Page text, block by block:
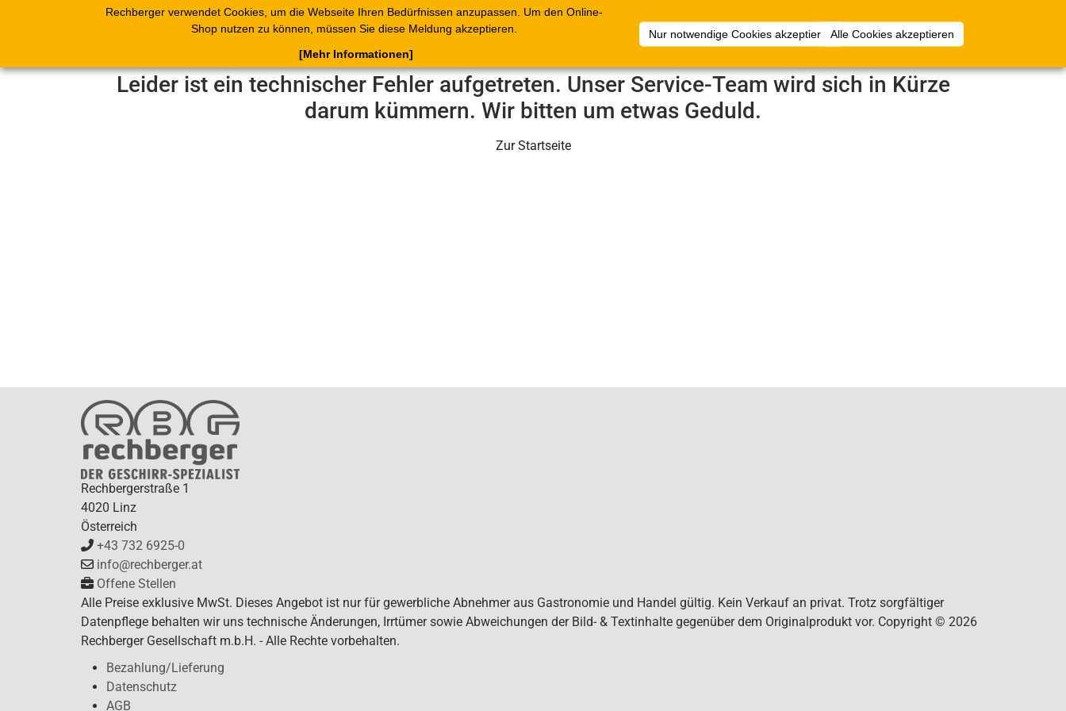
Rechberger verwendet Cookies, um die Webseite Ihren Bedürfnissen anzupassen. Um den Online-
Shop nutzen zu können, müssen Sie diese Meldung akzeptieren.
Nur notwendige Cookies akzeptierenAlle Cookies akzeptieren
[Mehr Informationen]
Shop Blätterkataloge Warenkorb Belege Artikelsammlungen Anmelden
Leider ist ein technischer Fehler aufgetreten. Unser Service-Team wird sich in Kürze
darum kümmern. Wir bitten um etwas Geduld.
Zur Startseite
Rechbergerstraße 1
4020 Linz
Österreich
+43 732 6925-0
info@rechberger.at
Offene Stellen
Alle Preise exklusive MwSt. Dieses Angebot ist nur für gewerbliche Abnehmer aus Gastronomie und Handel gültig. Kein Verkauf an privat. Trotz sorgfältiger
Datenpflege behalten wir uns technische Änderungen, Irrtümer sowie Abweichungen der Bild- & Textinhalte gegenüber dem Originalprodukt vor. Copyright © 2026
Rechberger Gesellschaft m.b.H. - Alle Rechte vorbehalten.
Bezahlung/Lieferung
Datenschutz
AGB